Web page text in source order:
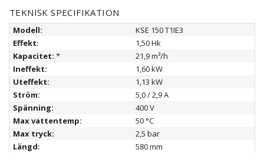
TEKNISK SPECIFIKATION
Modell:
KSE 150 T1IE3
Effekt:
1,50 Hk
Kapacitet: *
21,9 m³/h
Ineffekt:
1,60 kW
Uteffekt:
1,13 kW
Ström:
5,0 / 2,9 A
Spänning:
400 V
Max vattentemp:
50 °C
Max tryck:
2,5 bar
Längd:
580 mm